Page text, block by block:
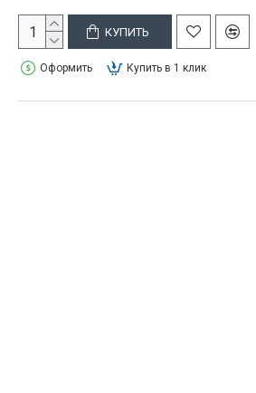
КУПИТЬ
Оформить Купить в 1 клик